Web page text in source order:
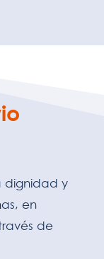
dignidad y
en
de